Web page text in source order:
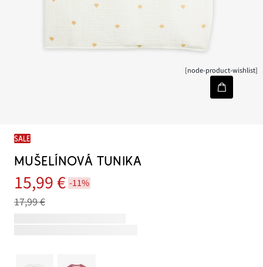
[node-product-wishlist]
SALE
MUŠELÍNOVÁ TUNIKA
15,99 € -11%
17,99 €